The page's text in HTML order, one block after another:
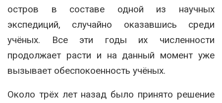
остров в составе одной из научных
экспедиций, случайно оказавшись среди
учёных. Все эти годы их численности
продолжает расти и на данный момент уже
вызывает обеспокоенность учёных.
Около трёх лет назад было принято решение